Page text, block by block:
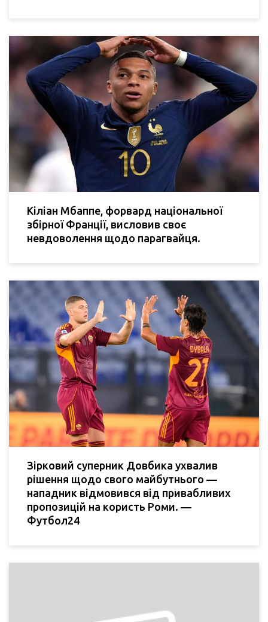
Кіліан Мбаппе, форвард національної
збірної Франції, висловив своє
невдоволення щодо парагвайця.
Зірковий суперник Довбика ухвалив
рішення щодо свого майбутнього —
нападник відмовився від привабливих
пропозицій на користь Роми. —
Футбол24